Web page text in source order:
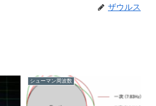
ザウルス
シューマン周波数